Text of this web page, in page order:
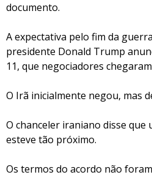
documento.
A expectativa pelo fim da
presidente Donald Trump
11, que negociadores
O Irã inicialmente negou, mas
O chanceler iraniano disse que
esteve tão próximo.
Os termos do acordo não